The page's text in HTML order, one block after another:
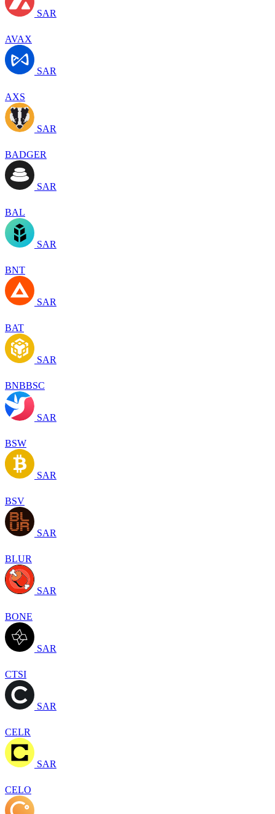
SAR
AVAX
SAR
AXS
SAR
BADGER
SAR
BAL
SAR
BNT
SAR
BAT
SAR
BNBBSC
SAR
BSW
SAR
BSV
SAR
BLUR
SAR
BONE
SAR
CTSI
SAR
CELR
SAR
CELO